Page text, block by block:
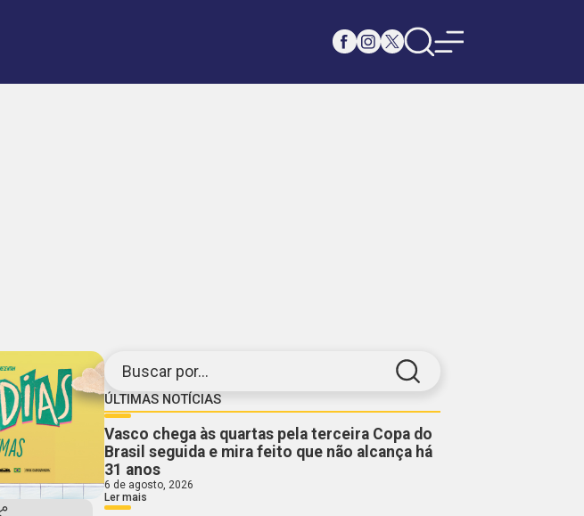
Buscar por...
ÚLTIMAS NOTÍCIAS
Vasco chega às quartas pela terceira Copa do
Brasil seguida e mira feito que não alcança há
31 anos
6 de agosto, 2026
Ler mais